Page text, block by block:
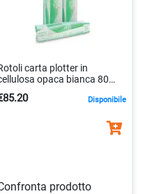
carta plotter in
opaca bianca 80
Disponibile
prodotto